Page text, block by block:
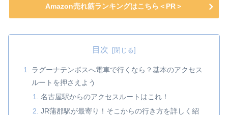
Amazon売れ筋ランキングはこちら＜PR＞
目次
ラグーナテンボスへ電車で行くなら？基本のアクセス
ルートを押さえよう
名古屋駅からのアクセスルートはこれ！
JR蒲郡駅が最寄り！そこからの行き方を詳しく紹